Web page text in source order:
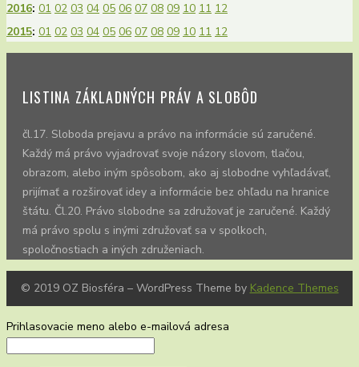
2016: 01 02 03 04 05 06 07 08 09 10 11 12
2015: 01 02 03 04 05 06 07 08 09 10 11 12
LISTINA ZÁKLADNÝCH PRÁV A SLOBÔD
čl.17. Sloboda prejavu a právo na informácie sú zaručené.
Každý má právo vyjadrovať svoje názory slovom, tlačou,
obrazom, alebo iným spôsobom, ako aj slobodne vyhľadávať,
prijímať a rozširovať idey a informácie bez ohľadu na hranice
štátu. Čl.20. Právo slobodne sa združovať je zaručené. Každý
má právo spolu s inými združovať sa v spolkoch,
spoločnostiach a iných združeniach.
© 2019 OZ Biosféra – WordPress Theme by Kadence Themes
Prihlasovacie meno alebo e-mailová adresa